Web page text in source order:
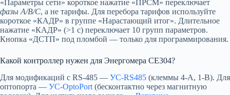
«Параметры сети» короткое нажатие «ПРСМ» переключает
фазы A/B/C, а не тарифы. Для перебора тарифов используйте
короткое «КАДР» в группе «Нарастающий итог». Длительное
нажатие «КАДР» (>1 с) переключает 10 групп параметров.
Кнопка «ДСТП» под пломбой — только для программирования.
Какой контроллер нужен для Энергомера CE304?
Для модификаций с RS-485 — УС-RS485 (клеммы 4-A, 1-B). Для
оптопорта — УС-OptoPort (бесконтактно через магнитную